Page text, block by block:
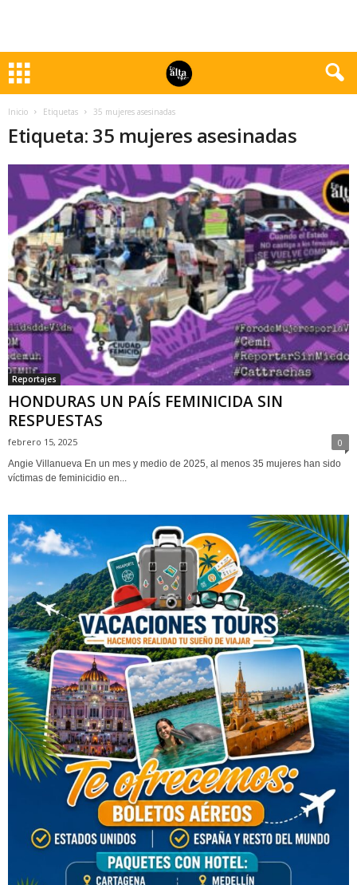
Inicio Etiquetas 35 mujeres asesinadas
Etiqueta: 35 mujeres asesinadas
Reportajes
HONDURAS UN PAÍS FEMINICIDA SIN
RESPUESTAS
febrero 15, 2025 0
Angie Villanueva En un mes y medio de 2025, al menos 35 mujeres han sido
víctimas de feminicidio en...